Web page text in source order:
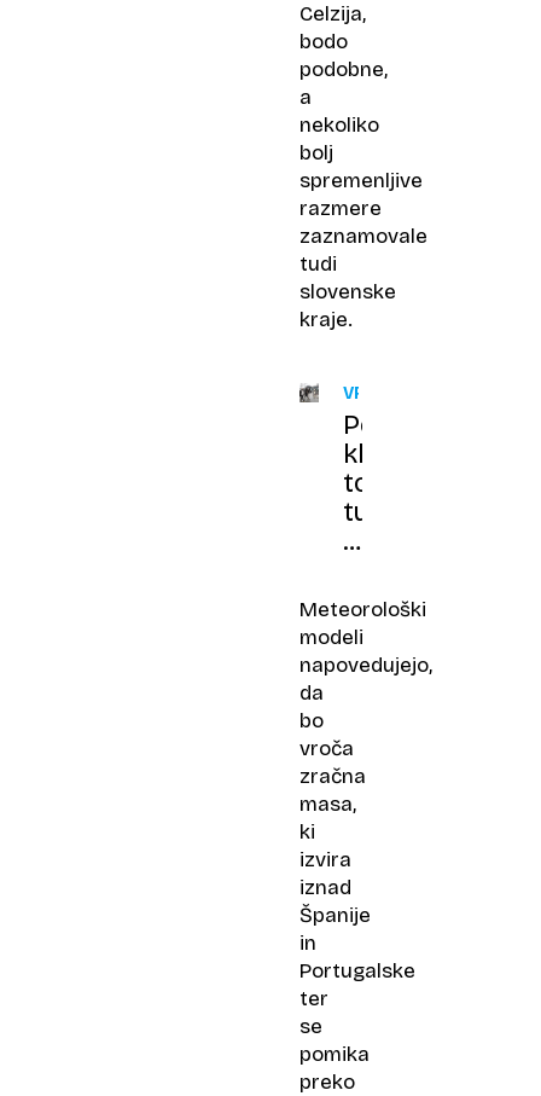
Celzija,
bodo
podobne,
a
nekoliko
bolj
spremenljive
razmere
zaznamovale
tudi
slovenske
kraje.
VREME
Ponekod
klestila
toča,
tudi
danes
Zofka
prinaša
padavine
Meteorološki
modeli
napovedujejo,
da
bo
vroča
zračna
masa,
ki
izvira
iznad
Španije
in
Portugalske
ter
se
pomika
preko